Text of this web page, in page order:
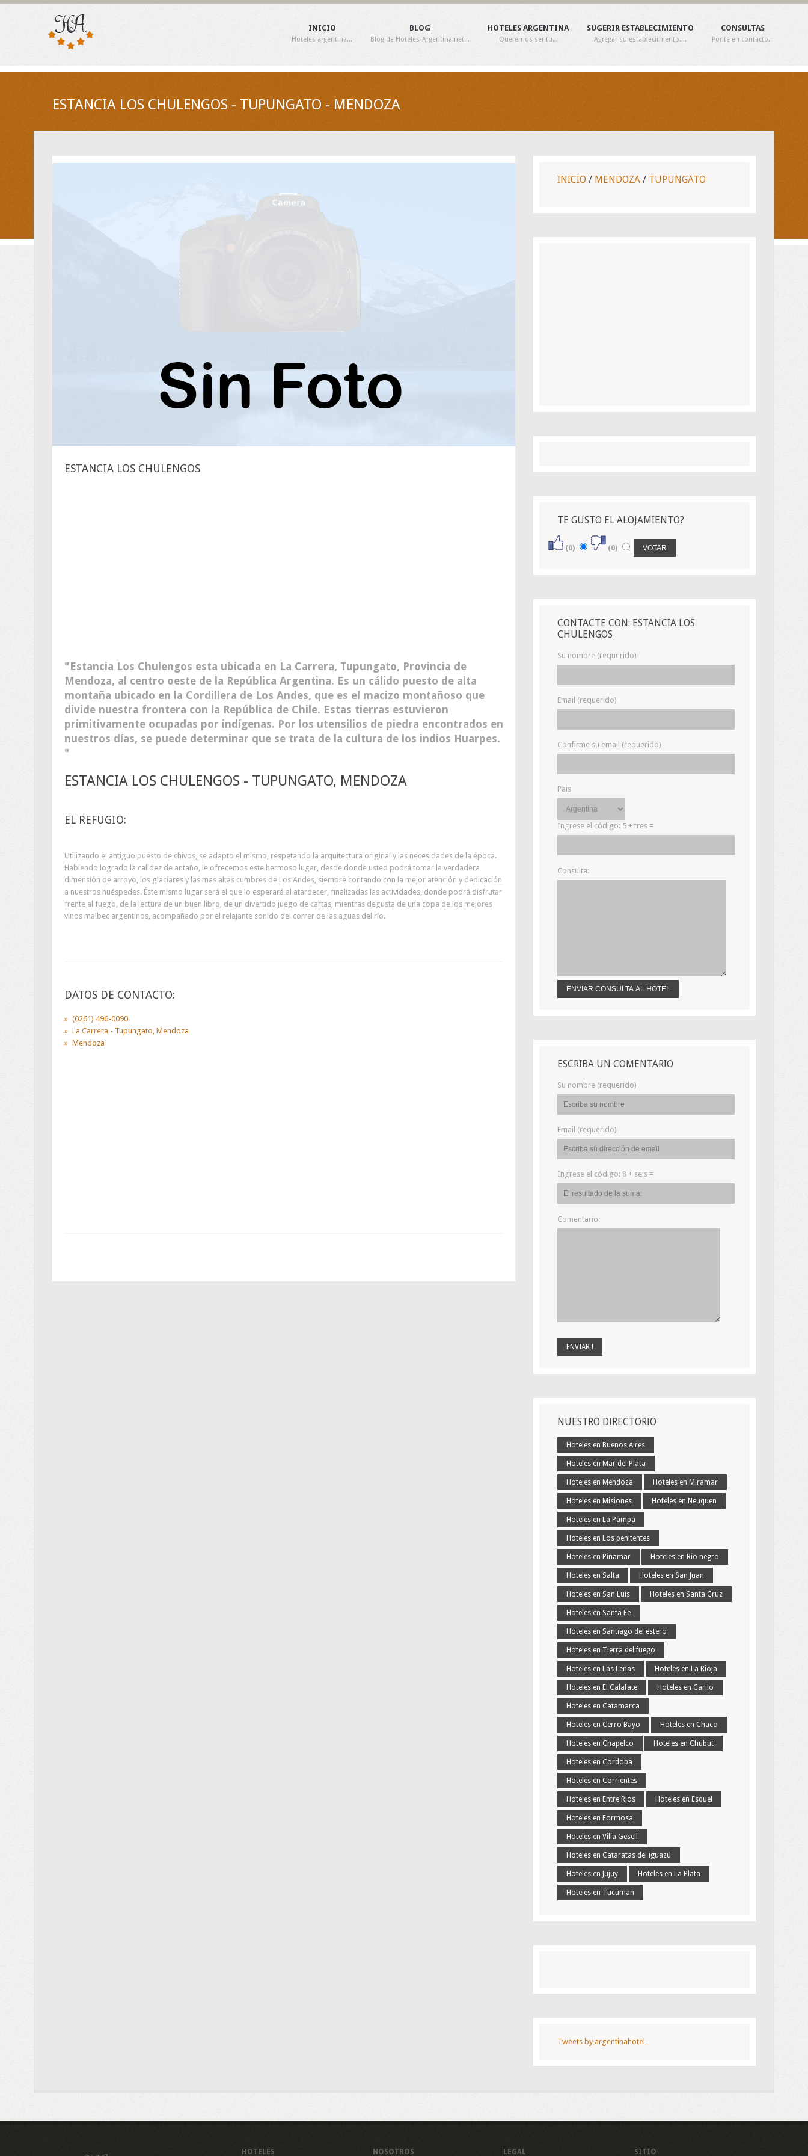
INICIO
Hoteles argentina...
BLOG
Blog de Hoteles-Argentina.net...
HOTELES ARGENTINA
Queremos ser tu...
SUGERIR ESTABLECIMIENTO
Agregar su establecimiento....
CONSULTAS
Ponte en contacto...
ESTANCIA LOS CHULENGOS - TUPUNGATO - MENDOZA
ESTANCIA LOS CHULENGOS
Estancia Los Chulengos esta ubicada en La Carrera, Tupungato, Provincia de
Mendoza, al centro oeste de la República Argentina. Es un cálido puesto de alta
montaña ubicado en la Cordillera de Los Andes, que es el macizo montañoso que
divide nuestra frontera con la República de Chile. Estas tierras estuvieron
primitivamente ocupadas por indígenas. Por los utensilios de piedra encontrados en
nuestros días, se puede determinar que se trata de la cultura de los indios Huarpes.
ESTANCIA LOS CHULENGOS - TUPUNGATO, MENDOZA
EL REFUGIO:
Utilizando el antiguo puesto de chivos, se adapto el mismo, respetando la arquitectura original y las necesidades de la época.
Habiendo logrado la calidez de antaño, le ofrecemos este hermoso lugar, desde donde usted podrá tomar la verdadera
dimensión de arroyo, los glaciares y las mas altas cumbres de Los Andes, siempre contando con la mejor atención y dedicación
a nuestros huéspedes. Éste mismo lugar será el que lo esperará al atardecer, finalizadas las actividades, donde podrá disfrutar
frente al fuego, de la lectura de un buen libro, de un divertido juego de cartas, mientras degusta de una copa de los mejores
vinos malbec argentinos, acompañado por el relajante sonido del correr de las aguas del río.
DATOS DE CONTACTO:
(0261) 496-0090
La Carrera - Tupungato, Mendoza
Mendoza
INICIO / MENDOZA / TUPUNGATO
TE GUSTO EL ALOJAMIENTO?
(0) (0)
CONTACTE CON: ESTANCIA LOS
CHULENGOS
Su nombre (requerido)
Email (requerido)
Confirme su email (requerido)
Pais
Ingrese el código: 5 + tres =
Consulta:
ESCRIBA UN COMENTARIO
Su nombre (requerido)
Email (requerido)
Ingrese el código: 8 + seis =
Comentario:
NUESTRO DIRECTORIO
Hoteles en Buenos Aires
Hoteles en Mar del Plata
Hoteles en Mendoza Hoteles en Miramar
Hoteles en Misiones Hoteles en Neuquen
Hoteles en La Pampa
Hoteles en Los penitentes
Hoteles en Pinamar Hoteles en Rio negro
Hoteles en Salta Hoteles en San Juan
Hoteles en San Luis Hoteles en Santa Cruz
Hoteles en Santa Fe
Hoteles en Santiago del estero
Hoteles en Tierra del fuego
Hoteles en Las Leñas Hoteles en La Rioja
Hoteles en El Calafate Hoteles en Carilo
Hoteles en Catamarca
Hoteles en Cerro Bayo Hoteles en Chaco
Hoteles en Chapelco Hoteles en Chubut
Hoteles en Cordoba
Hoteles en Corrientes
Hoteles en Entre Rios Hoteles en Esquel
Hoteles en Formosa
Hoteles en Villa Gesell
Hoteles en Cataratas del iguazú
Hoteles en Jujuy Hoteles en La Plata
Hoteles en Tucuman
Tweets by argentinahotel_
HOTELES NOSOTROS LEGAL SITIO